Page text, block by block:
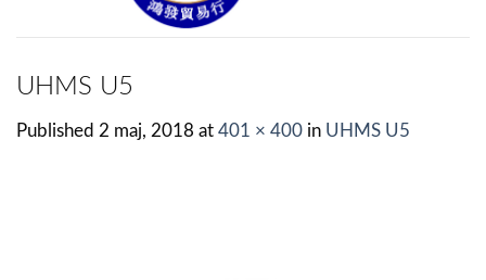
UHMS U5
Published 2 maj, 2018 at 401 × 400 in UHMS U5